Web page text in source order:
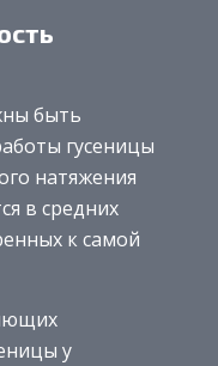
быть
гусеницы
натяжения
в средних
к самой
у